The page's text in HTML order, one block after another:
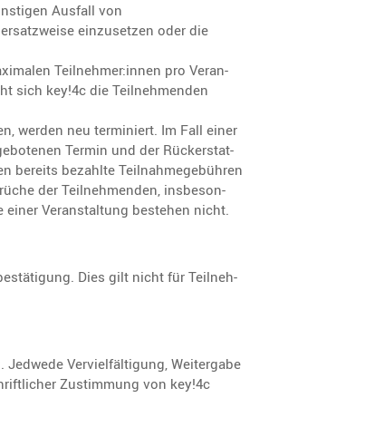
Ausfall von
einzu­setzen oder die
Teilnehmer:innen pro Veran­
sich key!4c die Teilneh­menden
werden neu termi­niert. Im Fall einer
Termin und der Rückerstat­
bereits bezahlte Teilnah­me­ge­bühren
der Teilneh­menden, insbe­son­
Veran­stal­tung bestehen nicht.
Dies gilt nicht für Teilneh­
Verviel­fäl­ti­gung, Weiter­gabe
Zustim­mung von key!4c